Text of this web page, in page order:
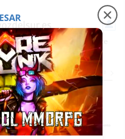
Padre Coraje Fábrica de botellas
PolíticaEcologíaEducación Salud